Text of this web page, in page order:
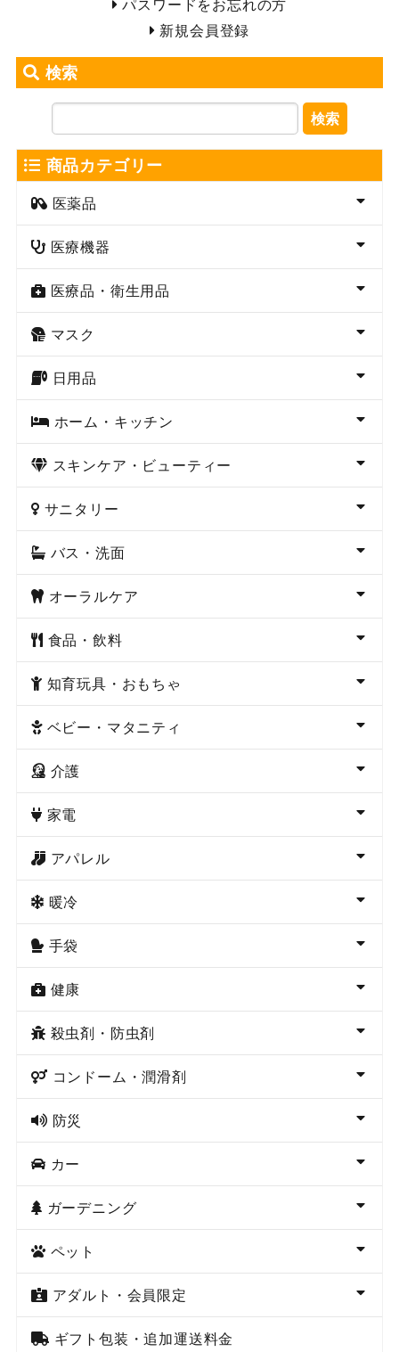
新規会員登録
検索
検索
商品カテゴリー
医薬品
医療機器
医療品・衛生用品
マスク
日用品
ホーム・キッチン
スキンケア・ビューティー
サニタリー
バス・洗面
オーラルケア
食品・飲料
知育玩具・おもちゃ
ベビー・マタニティ
介護
家電
アパレル
暖冷
手袋
健康
殺虫剤・防虫剤
コンドーム・潤滑剤
防災
カー
ガーデニング
ペット
アダルト・会員限定
ギフト包装・追加運送料金